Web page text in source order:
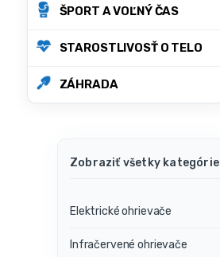
ŠPORT A VOĽNÝ ČAS
STAROSTLIVOSŤ O TELO
ZÁHRADA
Zobraziť všetky kategórie
Elektrické ohrievače
Infračervené ohrievače